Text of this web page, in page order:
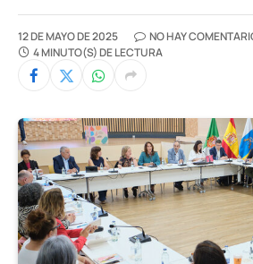
12 DE MAYO DE 2025
NO HAY
4 MINUTO(S) DE LECTURA